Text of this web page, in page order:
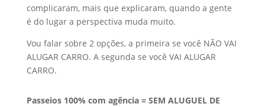
complicaram, mais que explicaram, quando a gente
é do lugar a perspectiva muda muito.
Vou falar sobre 2 opções, a primeira se você NÃO VAI
ALUGAR CARRO. A segunda se você VAI ALUGAR
CARRO.
Passeios 100% com agência = SEM ALUGUEL DE